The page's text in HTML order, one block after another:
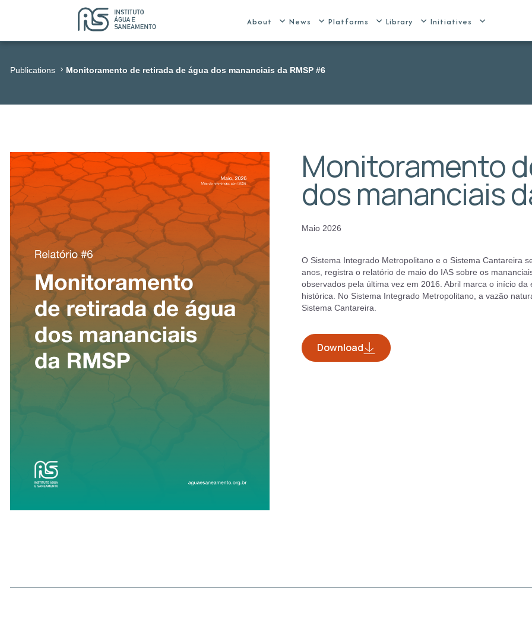
About News Platforms Library Initiatives
Publications Monitoramento de retirada de água dos mananciais da RMSP #6
Monitoramento
dos mananciais
Maio 2026
O Sistema Integrado Metropolitano e o Sistema Cantareira
anos, registra o relatório de maio do IAS sobre os
observados pela última vez em 2016. Abril marca o início
histórica. No Sistema Integrado Metropolitano, a vazão
Sistema Cantareira.
Download